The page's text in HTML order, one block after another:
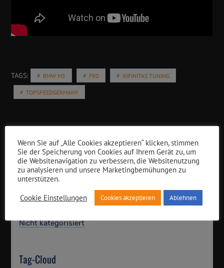
TAGS: BMW M5 F90 INFINITAS TUNING
TOPSPEEDGERMANY
Kategorien
insights
News
News
Nicht kategorisiert
Tag-Cloud
Wenn Sie auf „Alle Cookies akzeptieren“ klicken, stimmen
Sie der Speicherung von Cookies auf Ihrem Gerät zu, um
die Websitenavigation zu verbessern, die Websitenutzung
zu analysieren und unsere Marketingbemühungen zu
unterstützen.
Cookie Einstellungen
Cookies akzeptieren Ablehnen